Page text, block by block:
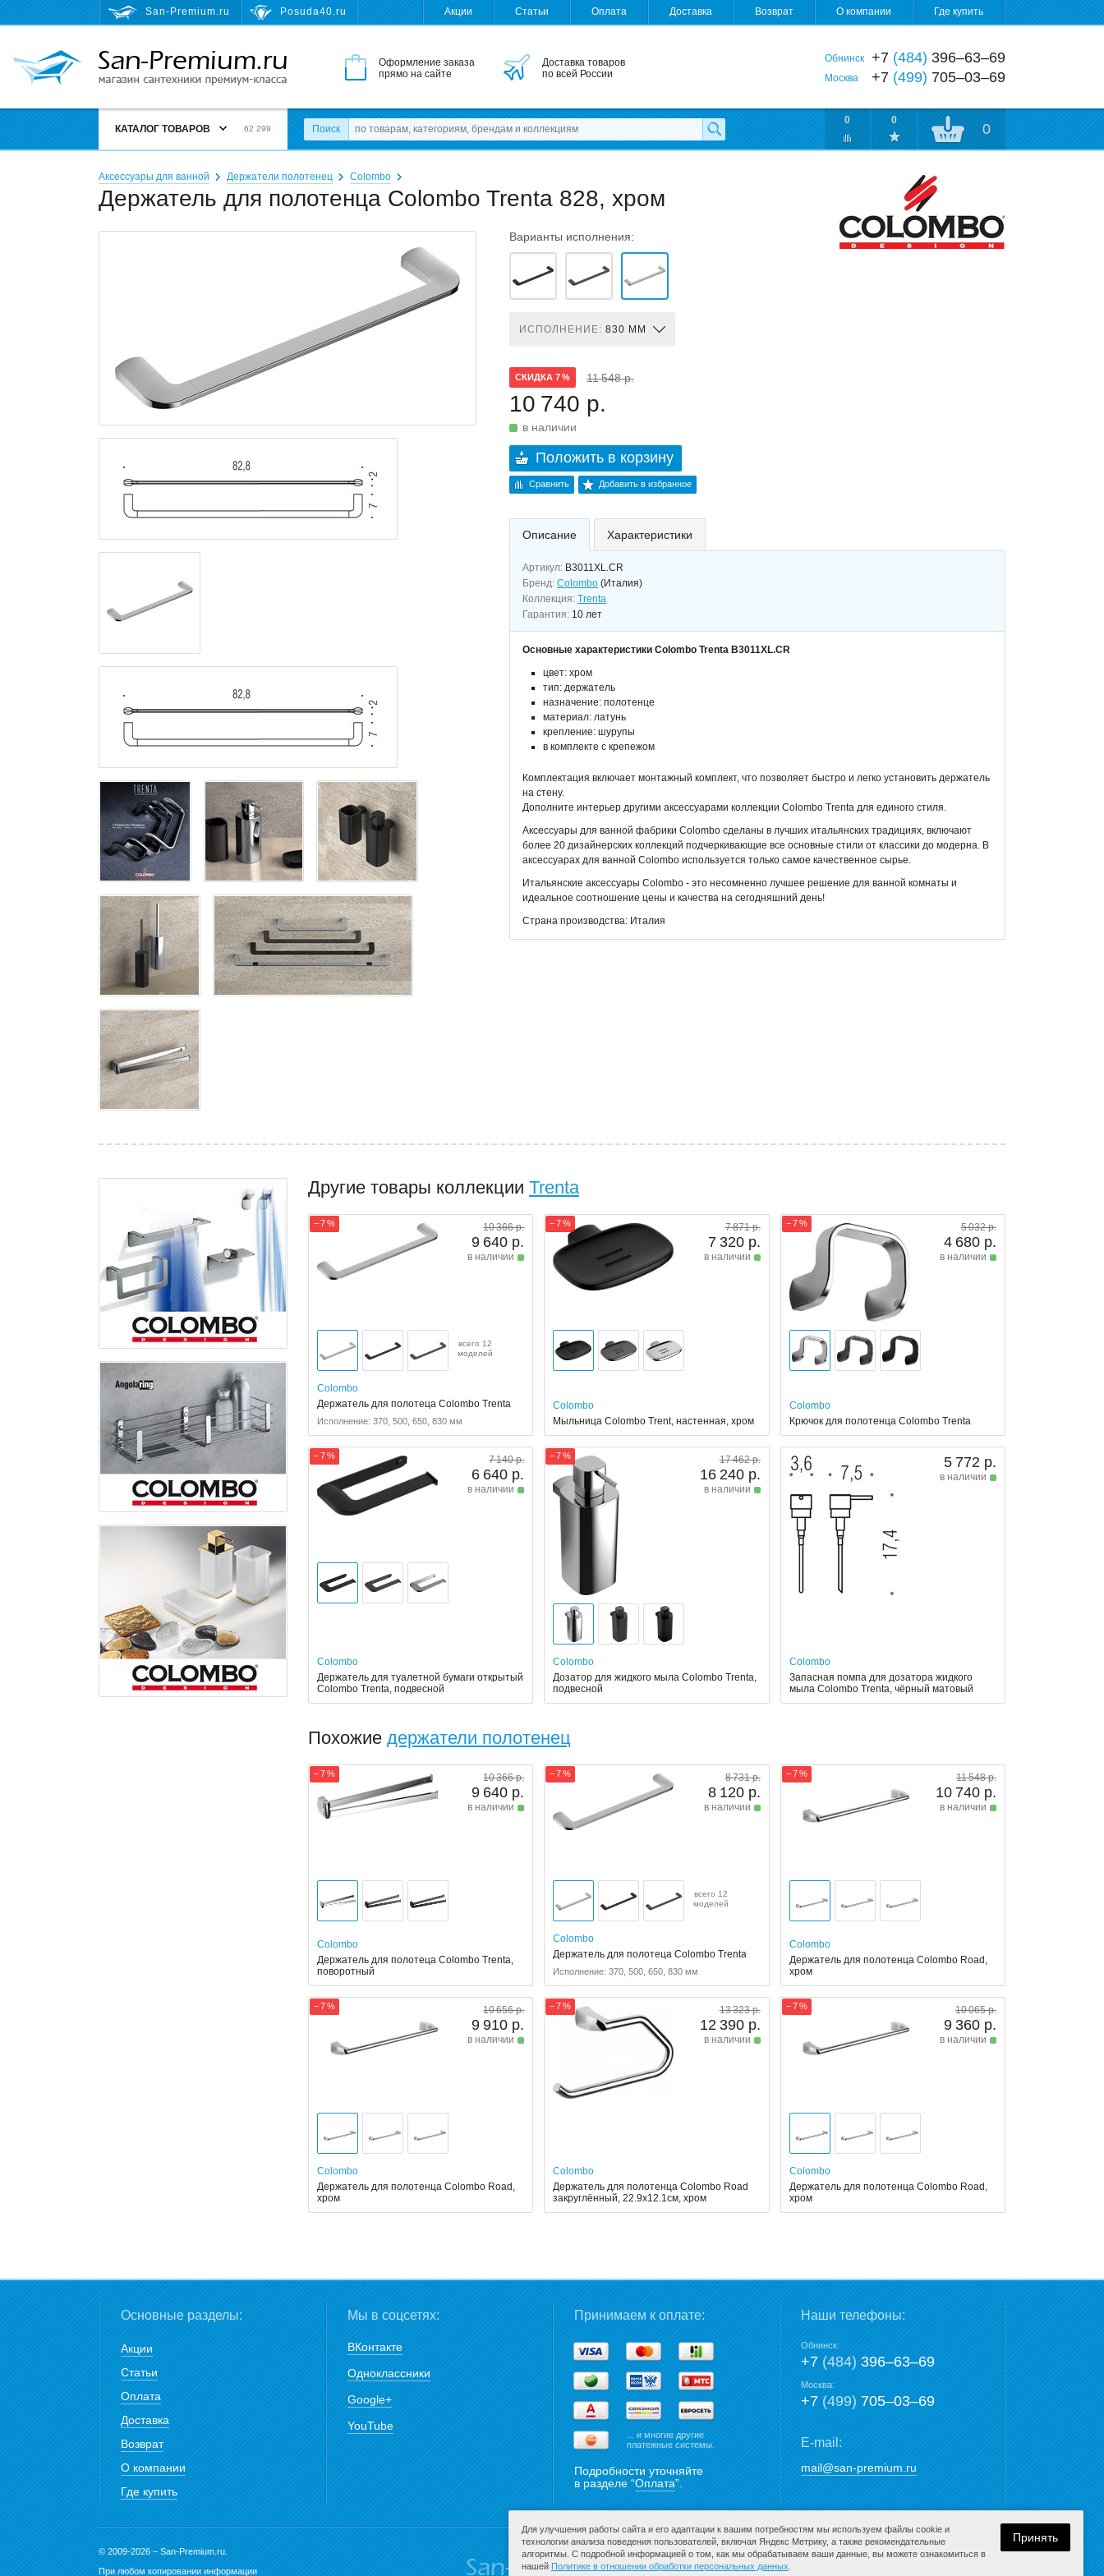
San-Premium.ru Posuda40.ru Акции Статьи Оплата Доставка Возврат О компании Где купить
Оформление заказа
прямо на сайте
Доставка товаров
по всей России
Обнинск +7 (484) 396‒63‒69
Москва +7 (499) 705‒03‒69
КАТАЛОГ ТОВАРОВ 62 299 Поиск
0 0
0
Аксессуары для ванной Держатели полотенец Colombo
Держатель для полотенца Colombo Trenta 828, хром
Варианты исполнения:
ИСПОЛНЕНИЕ: 830 ММ
СКИДКА 7 % 11 548 р.
10 740 р.
в наличии
Положить в корзину
Сравнить Добавить в избранное
Описание Характеристики
Артикул: B3011XL.CR
Бренд: Colombo (Италия)
Коллекция: Trenta
Гарантия: 10 лет
Основные характеристики Colombo Trenta B3011XL.CR
цвет: хром
тип: держатель
назначение: полотенце
материал: латунь
крепление: шурупы
в комплекте с крепежом
Комплектация включает монтажный комплект, что позволяет быстро и легко установить держатель
на стену.
Дополните интерьер другими аксессуарами коллекции Colombo Trenta для единого стиля.
Аксессуары для ванной фабрики Colombo сделаны в лучших итальянских традициях, включают
более 20 дизайнерских коллекций подчеркивающие все основные стили от классики до модерна. В
аксессуарах для ванной Colombo используется только самое качественное сырье.
Итальянские аксессуары Colombo - это несомненно лучшее решение для ванной комнаты и
идеальное соотношение цены и качества на сегодняшний день!
Страна производства: Италия
Другие товары коллекции Trenta
− 7 % 10 366 р.
9 640 р.
в наличии
всего 12
моделей
Colombo
Держатель для полотеца Colombo Trenta
Исполнение: 370, 500, 650, 830 мм
− 7 % 7 871 р.
7 320 р.
в наличии
Colombo
Мыльница Colombo Trent, настенная, хром
− 7 % 5 032 р.
4 680 р.
в наличии
Colombo
Крючок для полотенца Colombo Trenta
− 7 % 7 140 р.
6 640 р.
в наличии
Colombo
Держатель для туалетной бумаги открытый
Colombo Trenta, подвесной
− 7 % 17 462 р.
16 240 р.
в наличии
Colombo
Дозатор для жидкого мыла Colombo Trenta,
подвесной
5 772 р.
в наличии
Colombo
Запасная помпа для дозатора жидкого
мыла Colombo Trenta, чёрный матовый
Похожие держатели полотенец
− 7 % 10 366 р.
9 640 р.
в наличии
Colombo
Держатель для полотеца Colombo Trenta,
поворотный
− 7 % 8 731 р.
8 120 р.
в наличии
всего 12
моделей
Colombo
Держатель для полотеца Colombo Trenta
Исполнение: 370, 500, 650, 830 мм
− 7 % 11 548 р.
10 740 р.
в наличии
Colombo
Держатель для полотенца Colombo Road,
хром
− 7 % 10 656 р.
9 910 р.
в наличии
Colombo
Держатель для полотенца Colombo Road,
хром
− 7 % 13 323 р.
12 390 р.
в наличии
Colombo
Держатель для полотенца Colombo Road
закруглённый, 22.9x12.1см, хром
− 7 % 10 065 р.
9 360 р.
в наличии
Colombo
Держатель для полотенца Colombo Road,
хром
Основные разделы:
Акции
Статьи
Оплата
Доставка
Возврат
О компании
Где купить
Мы в соцсетях:
ВКонтакте
Одноклассники
Google+
YouTube
Принимаем к оплате:
... и многие другие
платежные системы.
Подробности уточняйте
в разделе “Оплата”.
Наши телефоны:
Обнинск:
+7(484)396‒63‒69
Москва:
+7(499)705‒03‒69
E-mail:
mail@san-premium.ru
© 2009-2026 – San-Premium.ru.
При любом копировании информации
Разработка сайта:
Для улучшения работы сайта и его адаптации к вашим потребностям мы используем файлы cookie и
технологии анализа поведения пользователей, включая Яндекс Метрику, а также рекомендательные
алгоритмы. С подробной информацией о том, как мы обрабатываем ваши данные, вы можете ознакомиться в
нашей Политике в отношении обработки персональных данных
Принять